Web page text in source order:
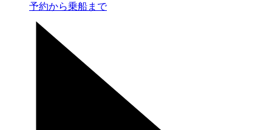
予約から乗船まで